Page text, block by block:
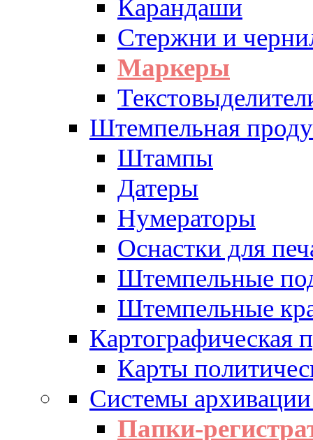
Карандаши
Стержни и
Маркеры
Штемпельная
Штампы
Датеры
Нумераторы
Оснастки для
Штемпельные
Штемпельные
Картографическая
Карты
Системы
Папки-